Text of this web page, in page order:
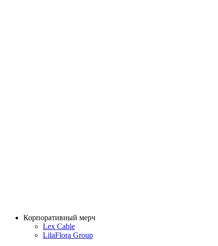
Корпоративный мерч
Lex Cable
LilaFlora Group